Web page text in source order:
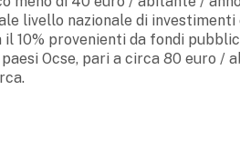
livello nazionale di
il 10% provenienti da fondi
Ocse, pari a circa 80 euro /